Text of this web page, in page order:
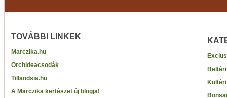
TOVÁBBI LINKEK
Marczika.hu
Orchideacsodák
Tillandsia.hu
A Marczika kertészet új blogja!